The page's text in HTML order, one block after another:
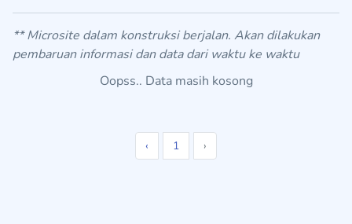
** Microsite dalam konstruksi berjalan. Akan dilakukan
pembaruan informasi dan data dari waktu ke waktu
Oopss.. Data masih kosong
‹ 1 ›